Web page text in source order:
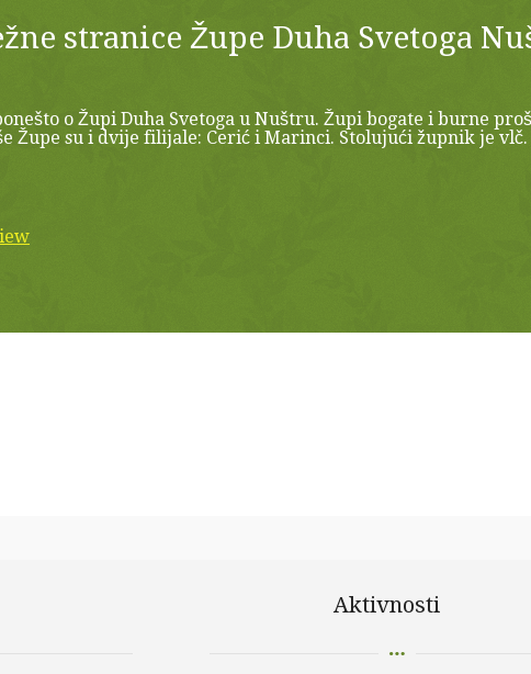
stranice Župe Duha Svetoga
o Župi Duha Svetoga u Nuštru. Župi bogate i burne
Župe su i dvije filijale: Cerić i Marinci. Stolujući župnik je
Aktivnosti